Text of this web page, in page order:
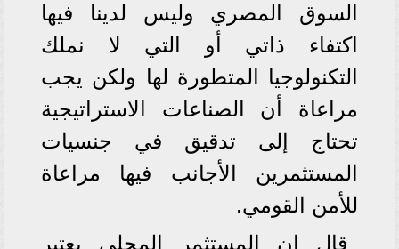
السوق المصري وليس لدينا فيها
اكتفاء ذاتي أو التي لا نملك
التكنولوجيا المتطورة لها ولكن يجب
مراعاة أن الصناعات الاستراتيجية
تحتاج إلى تدقيق في جنسيات
المستثمرين الأجانب فيها مراعاة
للأمن القومي.
قال إن المستثمر المحلي يعتبر